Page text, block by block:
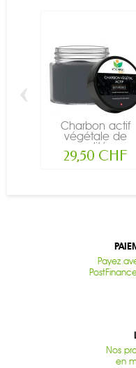
Charbon actif
végétale de
qualité...
29,50 CHF
‹
Payez
Nos
en